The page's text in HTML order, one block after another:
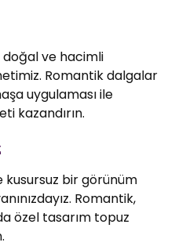
doğal ve hacimli
Romantik dalgalar
uygulaması ile
kazandırın.
kusursuz bir görünüm
Romantik,
özel tasarım topuz